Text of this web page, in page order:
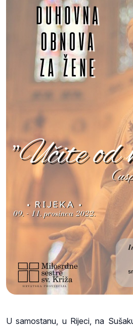
U samostanu, u Rijeci, na